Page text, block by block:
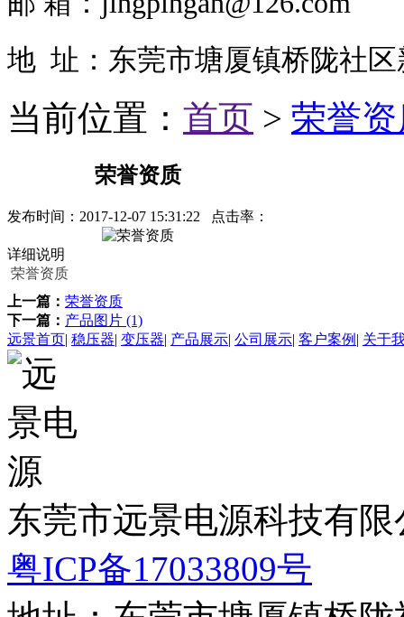
地 址：东莞市塘厦镇桥陇社区
当前位置： 首页 > 荣誉
荣誉资质
发布时间： 2017-12-07 15:31:22 点击率：
详细说明
荣誉资质
上一篇： 荣誉资质
下一篇： 产品图片 (1)
远景首页| 稳压器| 变压器| 产品展示| 公司展示| 客户案例 | 关于
东莞市远景电源科技有
粤ICP备17033809号